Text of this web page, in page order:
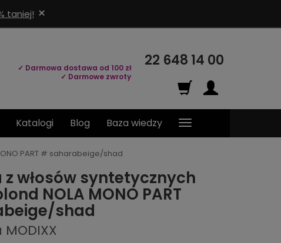
taniej! ×
✓ Darmowa dostawa od 100 zł
✓ Darmowe zwroty
22 648 14 00
Katalogi Blog Baza wiedzy
PART # saharabeige/shad
z włosów syntetycznych
NOLA MONO PART
shad